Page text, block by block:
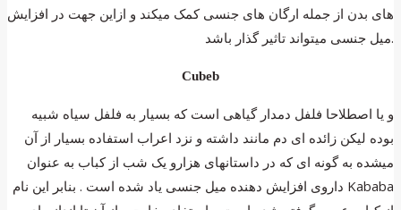
های بدن از جمله ارگان های جنسی کمک میکند و ازاین جهت در افزایش
میل جنسی میتواند تاثیر گذار باشد.
Cubeb
و یا اصطلاحا فلفل دمدار گیاهی است که بسیار به فلفل سیاه شبیه
بوده لیکن زائده ای دم مانند داشته و نزد اعراب استفاده بسیار از آن
میشده به گونه ای که در داستانهای هزارو یک شب از کباب به عنوان
داروی افزایش دهنده میل جنسی یاد شده است . بنابر این نام Kababa